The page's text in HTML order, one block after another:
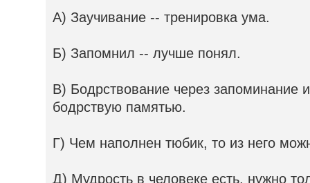
А) Заучивание -- тренировка ума.
Б) Запомнил -- лучше понял.
В) Бодрствование через запоминание
бодрствую памятью.
Г) Чем наполнен тюбик, то из него
Д) Мудрость в человеке есть, нужно